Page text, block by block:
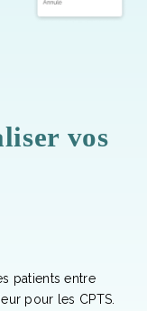
vos
patients entre
pour les CPTS.